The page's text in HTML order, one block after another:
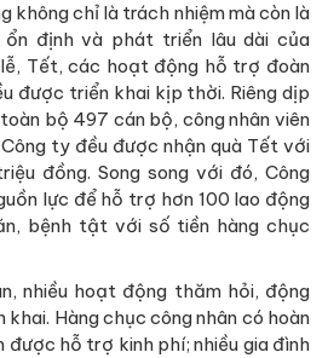
không chỉ là trách nhiệm mà còn là
định và phát triển lâu dài của
Tết, các hoạt động hỗ trợ đoàn
được triển khai kịp thời. Riêng dịp
bộ 497 cán bộ, công nhân viên
ty đều được nhận quà Tết với
đồng. Song song với đó, Công
lực để hỗ trợ hơn 100 lao động
bệnh tật với số tiền hàng chục
nhiều hoạt động thăm hỏi, động
Hàng chục công nhân có hoàn
được hỗ trợ kinh phí; nhiều gia đình